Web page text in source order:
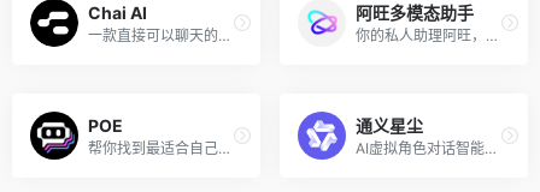
Chai AI
一款直接可以聊天的网址，里面的机器人竟然可以用中文对话！
阿旺多模态助手
你的私人助理阿旺，为你解答一切！
POE
帮你找到最适合自己的机器人！
通义星尘
AI虚拟角色对话智能体！